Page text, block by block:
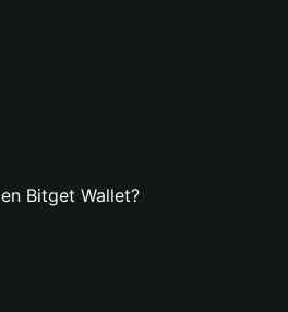
Bitget Wallet?